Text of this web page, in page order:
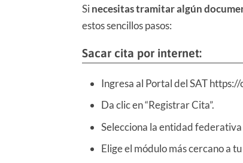
Sinecesitas tramitar algún
estos sencillos pasos:
Sacar cita por internet:
Ingresa al Portal del SAT
Da clic en “Registrar Cita”.
Selecciona la entidad
Elige el módulo más cercano a